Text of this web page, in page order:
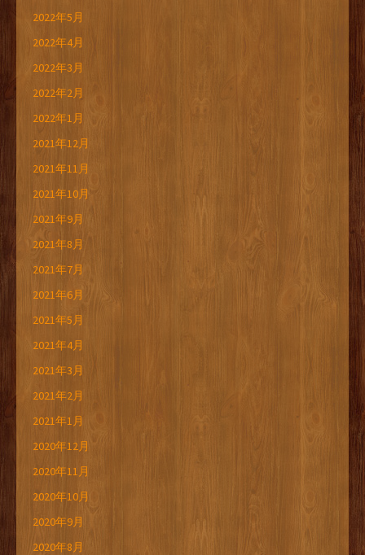
2022年5月
2022年4月
2022年3月
2022年2月
2022年1月
2021年12月
2021年11月
2021年10月
2021年9月
2021年8月
2021年7月
2021年6月
2021年5月
2021年4月
2021年3月
2021年2月
2021年1月
2020年12月
2020年11月
2020年10月
2020年9月
2020年8月